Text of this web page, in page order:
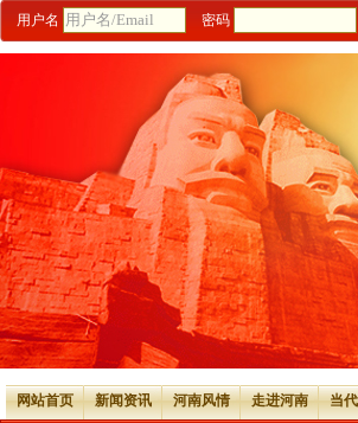
用户名 密码
网站首页 新闻资讯 河南风情 走进河南 当